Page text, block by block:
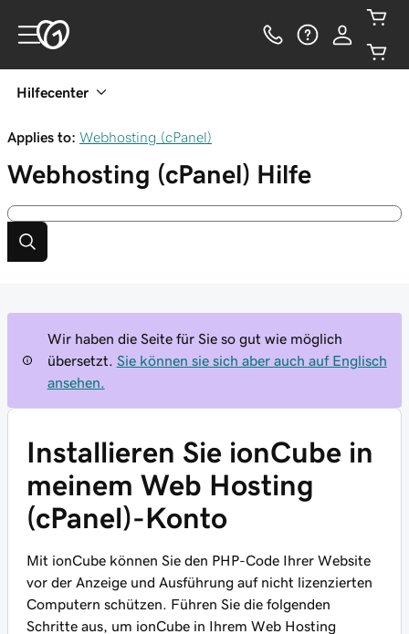
Hilfecenter
Applies to: Webhosting (cPanel)
Webhosting (cPanel) Hilfe
Wir haben die Seite für Sie so gut wie möglich
übersetzt.
Sie können sie sich aber auch auf Englisch
ansehen.
Installieren Sie ionCube in
meinem Web Hosting
(cPanel)-Konto
Mit ionCube können Sie den PHP-Code Ihrer Website
vor der Anzeige und Ausführung auf nicht lizenzierten
Computern schützen. Führen Sie die folgenden
Schritte aus, um ionCube in Ihrem Web Hosting